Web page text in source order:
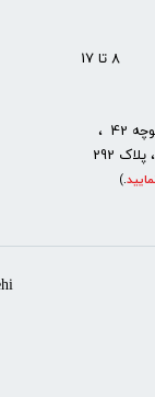
17
،
.
)